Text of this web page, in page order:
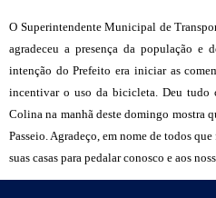
O Superintendente Municipal de
agradeceu a presença da população e
intenção do Prefeito era iniciar as
incentivar o uso da bicicleta. Deu tudo
Colina na manhã deste domingo mostra
Passeio. Agradeço, em nome de todos
suas casas para pedalar conosco e aos